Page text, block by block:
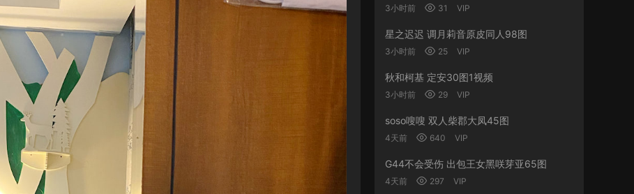
3小时前 31 VIP
星之迟迟 调月莉音原皮同人98图
3小时前 25 VIP
秋和柯基 定安30图1视频
3小时前 29 VIP
soso嗖嗖 双人柴郡大凤45图
4天前 640 VIP
G44不会受伤 出包王女黑咲芽亚65图
4天前 297 VIP